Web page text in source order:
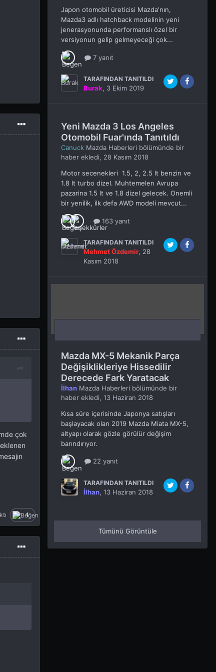
çok
1
Japon otomobil üreticisi Mazda'nın,
Mazda3 adlı hatchback modelinin yeni
jenerasyonunda performanslı özel bir
versiyonun gelip gelmeyeceği çok...
7 yanıt
TARAFINDAN TANITILDI
Burak, 3 Ekim 2019
Yeni Mazda 3 Los Angeles
Otomobil Fuar'ında Tanıtıldı
Canuck Mazda Haberleri bölümünde bir
haber ekledi, 28 Kasım 2018
Motor secenekleri 1.5, 2, 2.5 lt benzin ve
1.8 lt turbo dizel. Muhtemelen Avrupa
pazarina 1.5 lt ve 1.8 dizel gelecek. Onemli
bir yenilik, ilk defa AWD modeli mevcut...
163 yanıt
TARAFINDAN TANITILDI
Mehmet Özdemir, 28
Kasım 2018
Mazda MX-5 Mekanik Parça
Değişiklikleriye Hissedilir
Derecede Fark Yaratacak
İlhan Mazda Haberleri bölümünde bir
haber ekledi, 13 Haziran 2018
Kısa süre içerisinde Japonya satışları
başlayacak olan 2019 Mazda Miata MX-5,
altyapı olarak gözle görülür değişim
barındırıyor.
22 yanıt
TARAFINDAN TANITILDI
İlhan, 13 Haziran 2018
Tümünü Görüntüle